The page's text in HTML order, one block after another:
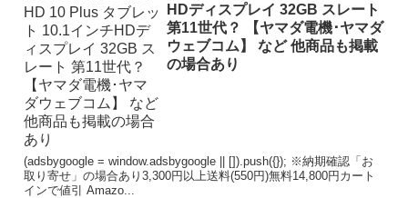
HDディスプレイ 32GB スレート
第11世代？ 【ヤマダ電機･ヤマダ
ウェブコム】 など 他商品も掲載
の場合あり
(adsbygoogle = window.adsbygoogle || []).push({}); ※納期確認「お
取り寄せ」の場合あり3,300円以上送料(550円)無料14,800円カート
インで値引 Amazo...